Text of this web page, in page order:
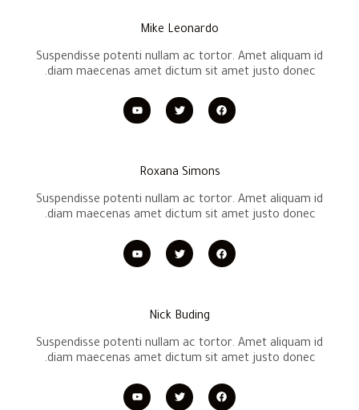
Mike Leonardo
Suspendisse potenti nullam ac tortor. Amet aliquam id
diam maecenas amet dictum sit amet justo donec.
Roxana Simons
Suspendisse potenti nullam ac tortor. Amet aliquam id
diam maecenas amet dictum sit amet justo donec.
Nick Buding
Suspendisse potenti nullam ac tortor. Amet aliquam id
diam maecenas amet dictum sit amet justo donec.